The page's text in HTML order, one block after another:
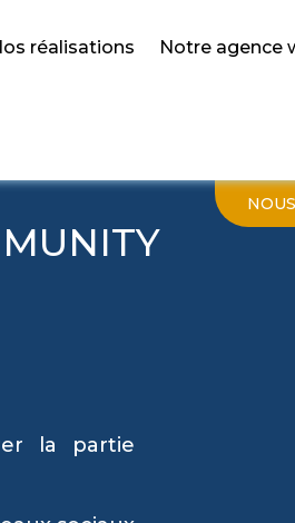
réalisations Notre agence
la partie